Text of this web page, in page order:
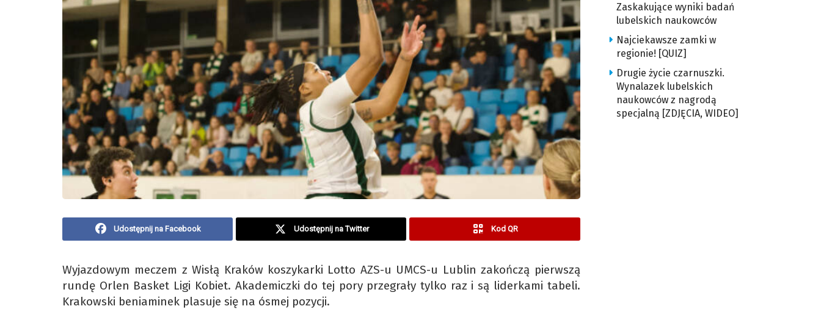
Udostępnij na Facebook Udostępnij na Twitter Kod QR
Wyjazdowym meczem z Wisłą Kraków koszykarki Lotto AZS-u UMCS-u Lublin zakończą pierwszą
rundę Orlen Basket Ligi Kobiet. Akademiczki do tej pory przegrały tylko raz i są liderkami tabeli.
Krakowski beniaminek plasuje się na ósmej pozycji.
Zaskakujące wyniki badań
lubelskich naukowców
Najciekawsze zamki w
regionie! [QUIZ]
Drugie życie czarnuszki.
Wynalazek lubelskich
naukowców z nagrodą
specjalną [ZDJĘCIA, WIDEO]